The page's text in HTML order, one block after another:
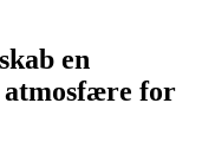
en
atmosfære for